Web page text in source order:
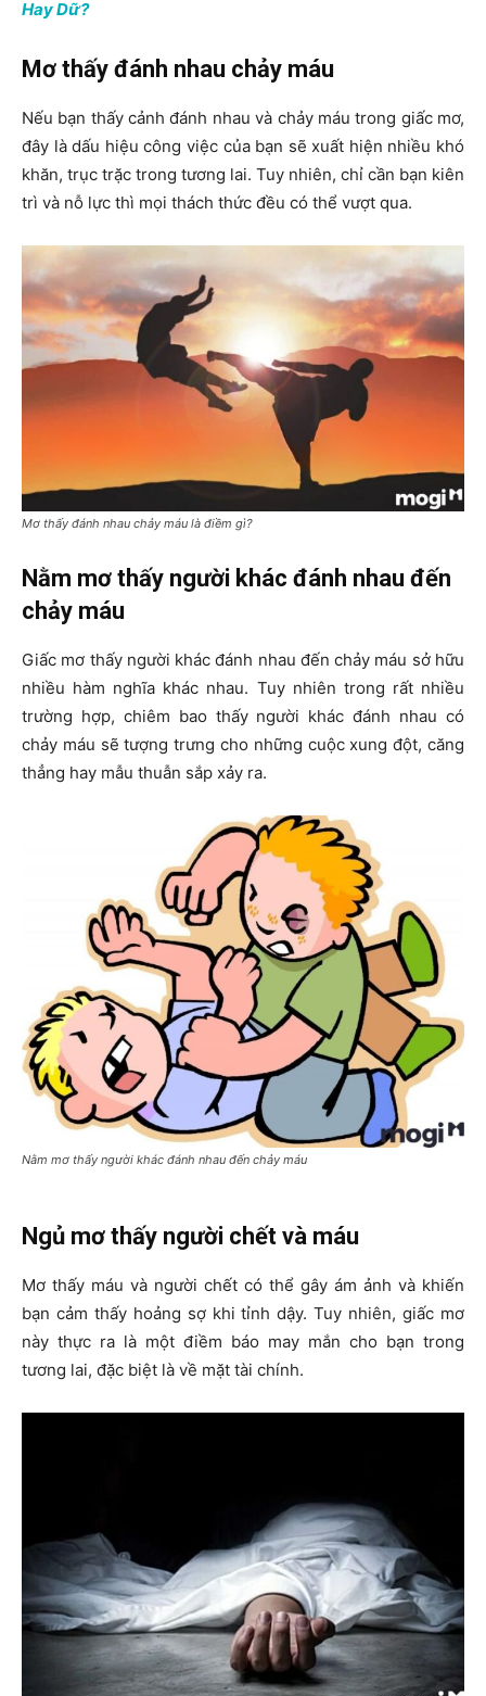
Hay Dữ?
Mơ thấy đánh nhau chảy máu
Nếu bạn thấy cảnh đánh nhau và chảy máu trong giấc mơ,
đây là dấu hiệu công việc của bạn sẽ xuất hiện nhiều khó
khăn, trục trặc trong tương lai. Tuy nhiên, chỉ cần bạn kiên
trì và nỗ lực thì mọi thách thức đều có thể vượt qua.
Mơ thấy đánh nhau chảy máu là điềm gì?
Nằm mơ thấy người khác đánh nhau đến
chảy máu
Giấc mơ thấy người khác đánh nhau đến chảy máu sở hữu
nhiều hàm nghĩa khác nhau. Tuy nhiên trong rất nhiều
trường hợp, chiêm bao thấy người khác đánh nhau có
chảy máu sẽ tượng trưng cho những cuộc xung đột, căng
thẳng hay mẫu thuẫn sắp xảy ra.
Nằm mơ thấy người khác đánh nhau đến chảy máu
Ngủ mơ thấy người chết và máu
Mơ thấy máu và người chết có thể gây ám ảnh và khiến
bạn cảm thấy hoảng sợ khi tỉnh dậy. Tuy nhiên, giấc mơ
này thực ra là một điềm báo may mắn cho bạn trong
tương lai, đặc biệt là về mặt tài chính.